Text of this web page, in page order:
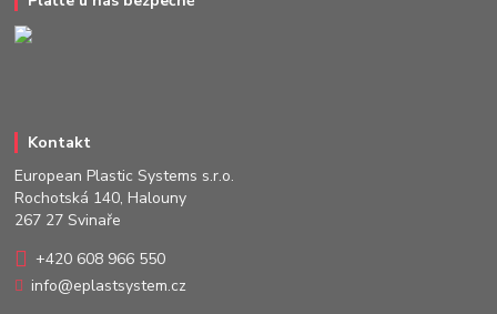
Kontakt
European Plastic Systems s.r.o.
Rochotská 140, Halouny
267 27 Svinaře
+420 608 966 550
info@eplastsystem.cz